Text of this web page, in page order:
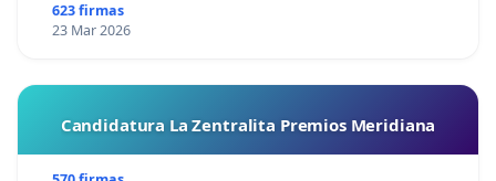
623 firmas
23 Mar 2026
Candidatura La Zentralita Premios Meridiana